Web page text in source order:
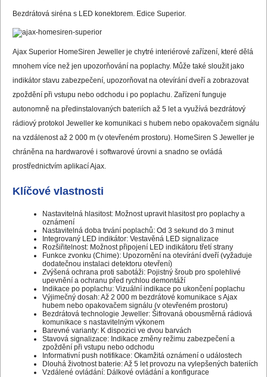
Bezdrátová siréna s LED konektorem. Edice Superior.
Ajax Superior HomeSiren Jeweller je chytré interiérové zařízení, které dělá
mnohem více než jen upozorňování na poplachy. Může také sloužit jako
indikátor stavu zabezpečení, upozorňovat na otevírání dveří a zobrazovat
zpoždění při vstupu nebo odchodu i po poplachu. Zařízení funguje
autonomně na předinstalovaných bateriích až 5 let a využívá bezdrátový
rádiový protokol Jeweller ke komunikaci s hubem nebo opakovačem signálu
na vzdálenost až 2 000 m (v otevřeném prostoru). HomeSiren S Jeweller je
chráněna na hardwarové i softwarové úrovni a snadno se ovládá
prostřednictvím aplikací Ajax.
Klíčové vlastnosti
Nastavitelná hlasitost: Možnost upravit hlasitost pro poplachy a
oznámení
Nastavitelná doba trvání poplachů: Od 3 sekund do 3 minut
Integrovaný LED indikátor: Vestavěná LED signalizace
Rozšiřitelnost: Možnost připojení LED indikátoru třetí strany
Funkce zvonku (Chime): Upozornění na otevírání dveří (vyžaduje
dodatečnou instalaci detektoru otevření)
Zvýšená ochrana proti sabotáži: Pojistný šroub pro spolehlivé
upevnění a ochranu před rychlou demontáží
Indikace po poplachu: Vizuální indikace po ukončení poplachu
Výjimečný dosah: Až 2 000 m bezdrátové komunikace s Ajax
hubem nebo opakovačem signálu (v otevřeném prostoru)
Bezdrátová technologie Jeweller: Šifrovaná obousměrná rádiová
komunikace s nastavitelným výkonem
Barevné varianty: K dispozici ve dvou barvách
Stavová signalizace: Indikace změny režimu zabezpečení a
zpoždění při vstupu nebo odchodu
Informativní push notifikace: Okamžitá oznámení o událostech
Dlouhá životnost baterie: Až 5 let provozu na vylepšených bateriích
Vzdálené ovládání: Dálkové ovládání a konfigurace